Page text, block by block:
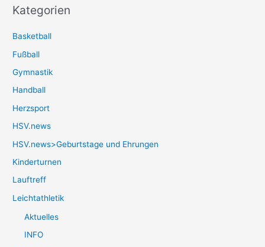
Kategorien
Basketball
Fußball
Gymnastik
Handball
Herzsport
HSV.news
HSV.news>Geburtstage und Ehrungen
Kinderturnen
Lauftreff
Leichtathletik
Aktuelles
INFO